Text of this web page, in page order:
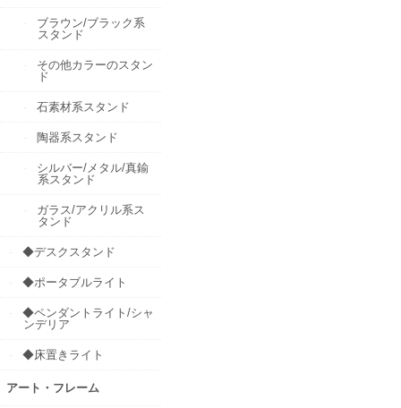
ブラウン/ブラック系
スタンド
その他カラーのスタン
ド
石素材系スタンド
陶器系スタンド
シルバー/メタル/真鍮
系スタンド
ガラス/アクリル系ス
タンド
◆デスクスタンド
◆ポータブルライト
◆ペンダントライト/シャ
ンデリア
◆床置きライト
アート・フレーム